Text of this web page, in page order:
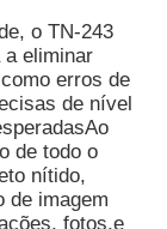
o TN-243
a eliminar
erros de
de nível
de todo o
nítido,
de imagem
fotos,e